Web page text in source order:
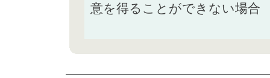
意を得ることができない場合